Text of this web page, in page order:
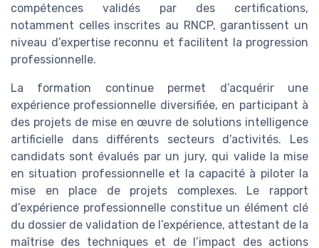
compétences validés par des certifications,
notamment celles inscrites au RNCP, garantissent un
niveau d’expertise reconnu et facilitent la progression
professionnelle.
La formation continue permet d’acquérir une
expérience professionnelle diversifiée, en participant à
des projets de mise en œuvre de solutions intelligence
artificielle dans différents secteurs d’activités. Les
candidats sont évalués par un jury, qui valide la mise
en situation professionnelle et la capacité à piloter la
mise en place de projets complexes. Le rapport
d’expérience professionnelle constitue un élément clé
du dossier de validation de l’expérience, attestant de la
maîtrise des techniques et de l’impact des actions